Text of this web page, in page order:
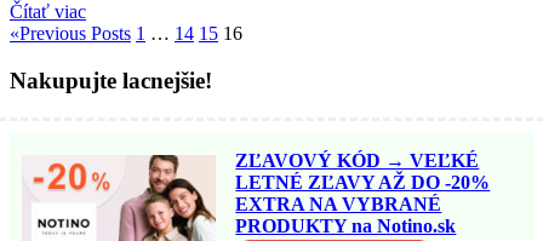
Čítať viac
«Previous Posts 1 … 14 15 16
Nakupujte lacnejšie!
ZĽAVOVÝ KÓD → VEĽKÉ
LETNÉ ZĽAVY AŽ DO -20%
EXTRA NA VYBRANÉ
PRODUKTY na Notino.sk